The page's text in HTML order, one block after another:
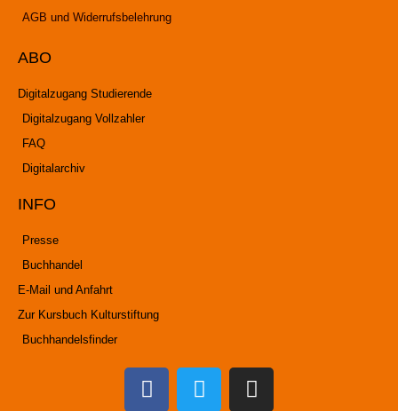
AGB und Widerrufsbelehrung
ABO
Digitalzugang Studierende
Digitalzugang Vollzahler
FAQ
Digitalarchiv
INFO
Presse
Buchhandel
E-Mail und Anfahrt
Zur Kursbuch Kulturstiftung
Buchhandelsfinder